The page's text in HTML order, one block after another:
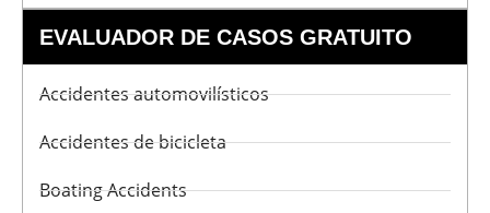
EVALUADOR DE CASOS GRATUITO
Accidentes automovilísticos
Accidentes de bicicleta
Boating Accidents